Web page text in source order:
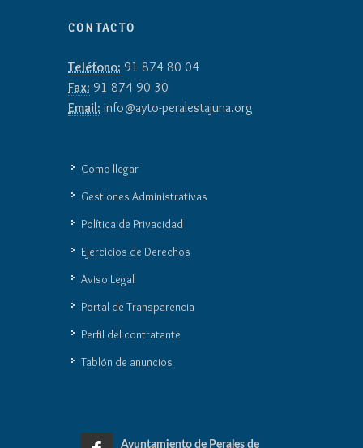
CONTACTO
Teléfono: 91 874 80 04
Fax: 91 874 90 30
Email: info@ayto-peralestajuna.org
Como llegar
Gestiones Administrativas
Política de Privacidad
Ejercicios de Derechos
Aviso Legal
Portal de Transparencia
Perfil del contratante
Tablón de anuncios
Ayuntamiento de Perales de